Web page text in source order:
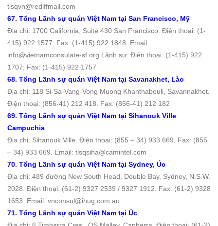
tlsqvn@rediffmail.com
67. Tổng Lãnh sự quán Việt Nam tại San Francisco, Mỹ
Địa chỉ: 1700 California, Suite 430 San Francisco. Ðiện thoại: (1-
415) 922 1577. Fax: (1-415) 922 1848. Email:
info@vietnamconsulate-sf.org Lãnh sự: Điện thoại: (1-415) 922
1707; Fax: (1-415) 922 1757
68. Tổng Lãnh sự quán Việt Nam tại Savanakhet, Lào
Địa chỉ: 118 Si-Sa-Vang-Vong Muong Khanthabouli, Savannakhet.
Ðiện thoại: (856-41) 212 418. Fax: (856-41) 212 182
69. Tổng Lãnh sự quán Việt Nam tại Sihanouk Ville
Campuchia
Địa chỉ: Sihanouk Ville. Ðiện thoại: (855 – 34) 933 669. Fax: (855
– 34) 933 669. Email: tlsqsiha@camintel.com
70. Tổng Lãnh sự quán Việt Nam tại Sydney, Úc
Địa chỉ: 489 đường New South Head, Double Bay, Sydney, N.S.W.
2028. Ðiện thoại: (61-2) 9327 2539 / 9327 1912. Fax: (61-2) 9328
1653. Email: vnconsul@ihug.com.au
71. Tổng Lãnh sự quán Việt Nam tại Úc